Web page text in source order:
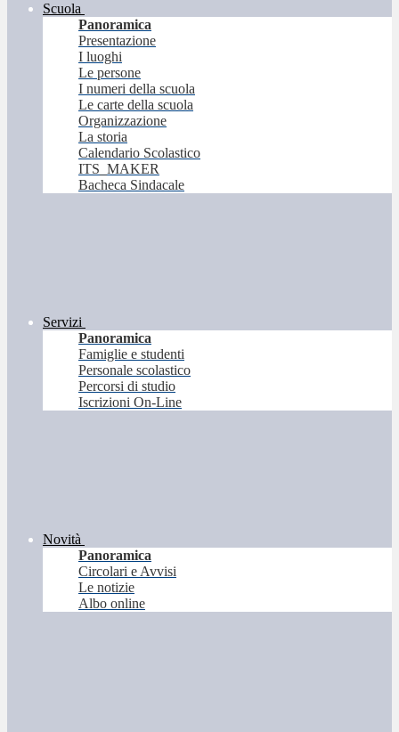
Scuola
Panoramica
Presentazione
I luoghi
Le persone
I numeri della scuola
Le carte della scuola
Organizzazione
La storia
Calendario Scolastico
ITS_MAKER
Bacheca Sindacale
Servizi
Panoramica
Famiglie e studenti
Personale scolastico
Percorsi di studio
Iscrizioni On-Line
Novità
Panoramica
Circolari e Avvisi
Le notizie
Albo online